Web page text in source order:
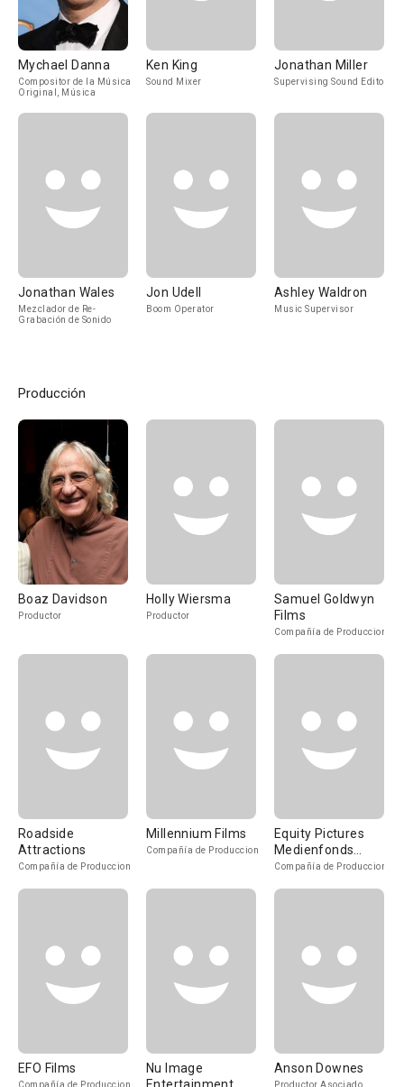
Mychael Danna
Compositor de la Música
Original, Música
Ken King
Sound Mixer
Jonathan Miller
Supervising Sound Editor
Jonathan Wales
Mezclador de Re-
Grabación de Sonido
Jon Udell
Boom Operator
Ashley Waldron
Music Supervisor
Producción
Boaz Davidson
Productor
Holly Wiersma
Productor
Samuel Goldwyn
Films
Compañía de Produccion
Roadside
Attractions
Compañía de Produccion
Millennium Films
Compañía de Produccion
Equity Pictures
Medienfonds
GmbH & Co. KG III
Compañía de Produccion
EFO Films
Compañía de Produccion
Nu Image
Anson Downes
Productor Asociado